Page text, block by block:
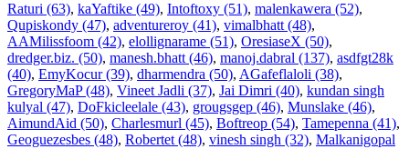
Raturi (63), kaYaftike (49), Intoftoxy (51), malenkawera (52),
Qupiskondy (47), adventureroy (41), vimalbhatt (48),
AAMilissfoom (42), elollignarame (51), OresiaseX (50),
dredger.biz. (50), manesh.bhatt (46), manoj.dabral (137), asdfgt28k
(40), EmyKocur (39), dharmendra (50), AGafeflaloli (38),
GregoryMaP (48), Vineet Jadli (37), Jai Dimri (40), kundan singh
kulyal (47), DoFkicleelale (43), grougsgep (46), Munslake (46),
AimundAid (50), Charlesmurl (45), Boftreop (54), Tamepenna (41),
Geoguezesbes (48), Robertet (48), vinesh singh (32), Malkanigopal